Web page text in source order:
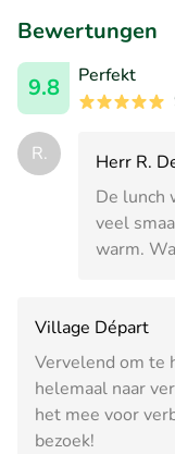
Bewertungen
9.8
Perfekt
R.
Herr R.
De lunch
veel
warm.
Village Départ
Vervelend om te
helemaal naar
het mee voor
bezoek!